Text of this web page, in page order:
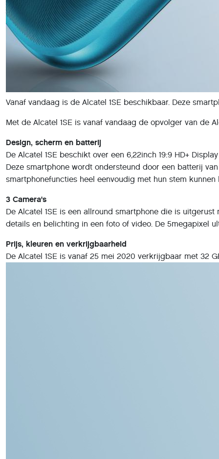
Vanaf vandaag is de Alcatel 1SE beschikbaar. Deze
Met de Alcatel 1SE is vanaf vandaag de opvolger van de
Design, scherm en batterij
De Alcatel 1SE beschikt over een 6,22inch 19:9 HD+
Deze smartphone wordt ondersteund door een batterij
smartphonefuncties heel eenvoudig met hun stem kunnen
3 Camera's
De Alcatel 1SE is een allround smartphone die is
details en belichting in een foto of video. De 5megapixel
Prijs, kleuren en verkrijgbaarheid
De Alcatel 1SE is vanaf 25 mei 2020 verkrijgbaar met 32